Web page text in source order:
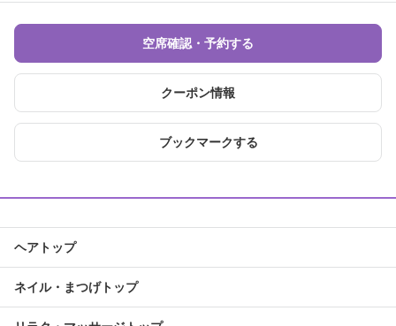
空席確認・予約する
クーポン情報
ブックマークする
ヘアトップ
ネイル・まつげトップ